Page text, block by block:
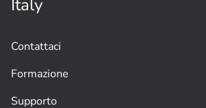
Italy
Contattaci
Formazione
Supporto